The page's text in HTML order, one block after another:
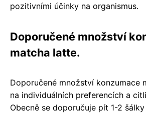
pozitivními účinky na organismus.
Doporučené množství
matcha latte.
Doporučené množství konzumace
na individuálních preferencích a
Obecně se doporučuje pít 1-2